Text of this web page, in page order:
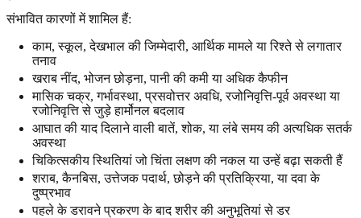
संभावित कारणों में शामिल हैं:
काम, स्कूल, देखभाल की जिम्मेदारी, आर्थिक मामले या रिश्ते से लगातार
तनाव
खराब नींद, भोजन छोड़ना, पानी की कमी या अधिक कैफीन
मासिक चक्र, गर्भावस्था, प्रसवोत्तर अवधि, रजोनिवृत्ति-पूर्व अवस्था या
रजोनिवृत्ति से जुड़े हार्मोनल बदलाव
आघात की याद दिलाने वाली बातें, शोक, या लंबे समय की अत्यधिक सतर्क
अवस्था
चिकित्सकीय स्थितियां जो चिंता लक्षण की नकल या उन्हें बढ़ा सकती हैं
शराब, कैनबिस, उत्तेजक पदार्थ, छोड़ने की प्रतिक्रिया, या दवा के
दुष्प्रभाव
पहले के डरावने प्रकरण के बाद शरीर की अनुभूतियां से डर